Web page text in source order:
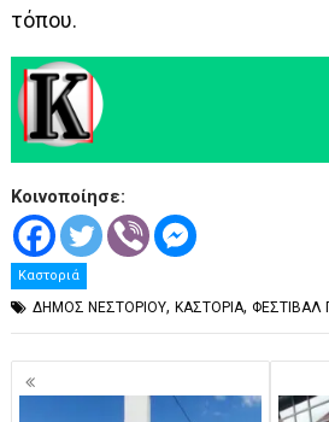
τόπου.
Κοινοποίησε:
Καστοριά
ΔΗΜΟΣ ΝΕΣΤΟΡΙΟΥ,ΚΑΣΤΟΡΙΑ,ΦΕΣΤΙΒΑΛ
Πλοήγηση
άρθρων